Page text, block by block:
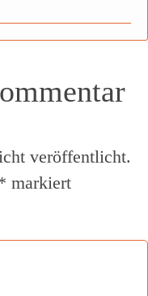
veröffentlicht.
markiert